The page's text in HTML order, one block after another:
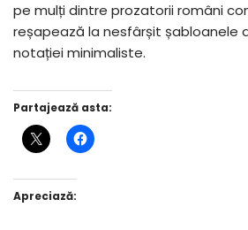
pe mulți dintre prozatorii români
reșapează la nesfârșit șabloanele
notației minimaliste.
Partajează asta:
Apreciază: